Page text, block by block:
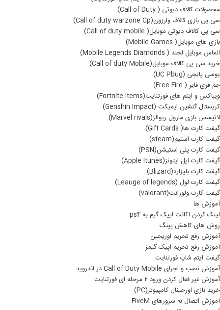
محصولات کالاف دیوتی ( Call of Duty)
سی پی بازی کالاف وارزون(Call of duty warzone Cp)
سی پی کالاف دیوتی موبایل( Call of duty mobile)
بازی های موبایل( Mobile Games)
الماس موبایل لجند ( Mobile Legends Diamonds)
خرید سی پی کالاف موبایل(Call of duty Mobile)
یوسی پایجی (UC Pbug)
جم فری فایر ( Free Fire)
ویباکس و ایتم های فورتنایت(Fortnite Items)
کریستال گنشین ایمپکت (Genshin Impact)
لاتیسس بازی مارول ریوالز(Marvel rivals)
گیفت کارت ها( Gift Cards)
گیفت کارت استیم(steam)
گیفت کارت پلی استیشن(PSN)
گیفت کارت اپل ایتونز(Apple Itunes)
گیفت کارت بلیزارد(Blizard)
گیفت کارت لول (Leauge of legends)
گیفت کارت ولورانت(valorant)
آموزش ها
لینک کردن اکانت اپیک گیم به ps4
روش های کاهش پینگ
آموزش رفع تحریم اوریجین
آموزش رفع تحریم اپیک گیمز
گیفت ایتم شاپ فورتنایت
آموزش نصب و اجرای Call of Duty Mobile در اندروید
آموزش غیر فعال کردن ورود ۲ مرحله ای فورتنایت
خرید بازی اورجینال کامپیوتر(PC)
آموزش اتصال به سرورهای FiveM